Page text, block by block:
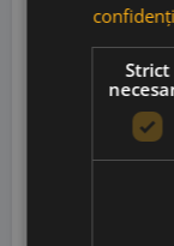
TorbreckStrict